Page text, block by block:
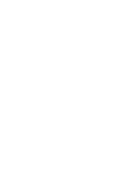
A última hora de ayer y
bola de partido con el
que regula el tipo
acuerdo con la
prorrogar un año más
Gobierno se